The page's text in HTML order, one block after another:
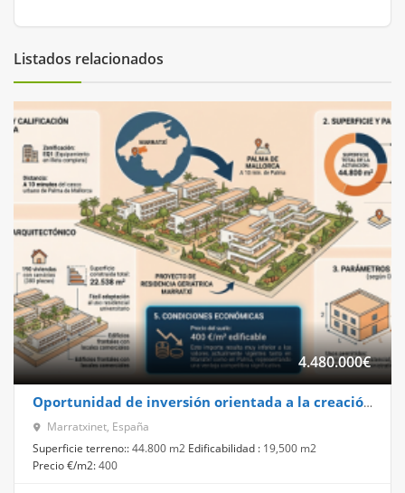
Listados relacionados
4.480.000€
Oportunidad de inversión orientada a la creación
de una residencia geriátrica en el término
municipal de Marratxí (Mallorca).
Marratxinet, España
Superficie terreno::44.800 m2 Edificabilidad : 19,500 m2
Precio €/m2:400